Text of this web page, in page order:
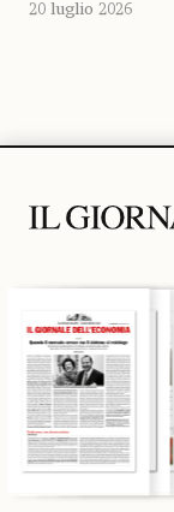
20 luglio 2026